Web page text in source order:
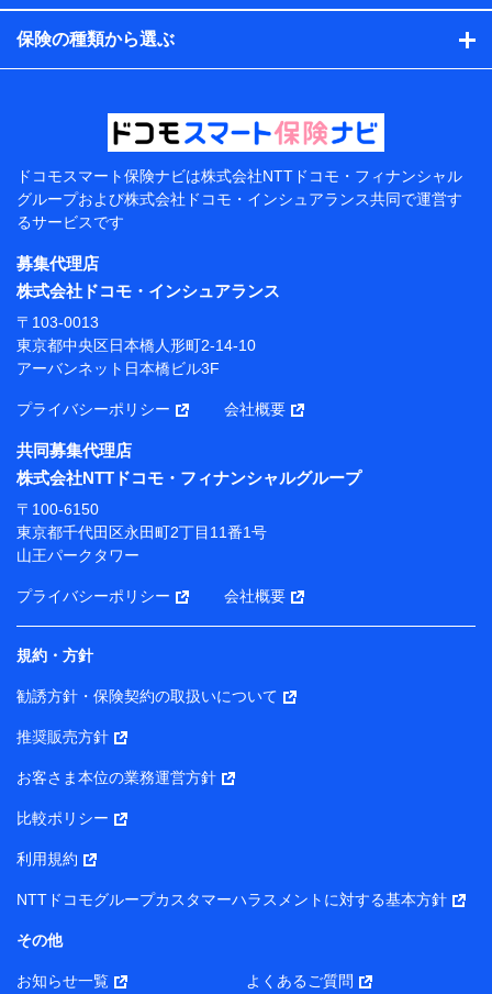
日、性別、保険契約者と被保険者の関係、保険加入の目
的、保険商品の内容、保険料、保険料のお支払方法、車
のメーカーや走行距離などの情報、建物の構造や築年数
などの情報、ペットの種類や年齢などの情報などが含ま
提供当事者から受領当事者が個人データを取得する方法
電子的・電磁的方法等
【共同して利用する者の範囲】
当社
株式会社NTTドコモ・フィナンシャルグループ
【利用目的】
当社または株式会社NTTドコモ・フィナンシャルグルー
プが提供する保険関連サービスにおけるユーザー登録受
付および管理のため
当社または株式会社NTTドコモ・フィナンシャルグルー
携会社の保険その他に関する情報を提供するため、また
維持管理等の委託業務遂行のため、またそれらに付帯、
関連する当社または株式会社NTTドコモ・フィナンシャ
ルグループおよび提携会社のサービスを案内、提供する
ため
（各サービスで取得したサービス利用履歴、ウェブサイ
トの閲覧履歴、購買履歴、ご契約内容等のパーソナルデ
ータを分析して、お客さまの趣味・嗜好・傾向に応じた
サービス・商品等に関するご提案や広告の配信等を行う
ことがあります。）
各種セミナーの開催のため
コンサルティングサービスの実施のため
アンケートやキャンペーン等の実施のため
上記に係る案内・手続き・管理等付帯業務を行うため
所・代表者名】
り）
株式会社NTTドコモ・フィナンシャルグループ 代表取締役
社長 廣井 孝史
東京都中央区日本橋人形町2-14-10 アーバンネット日本橋
株式会社ドコモ・インシュアランス 代表取締役社長 吉
保険の種類から選ぶ
ドコモスマート保険ナビは株式会社NTTドコモ・フィナンシャル
グループおよび株式会社ドコモ・インシュアランス共同で運営す
るサービスです
募集代理店
株式会社ドコモ・インシュアランス
〒103-0013
東京都中央区日本橋人形町2-14-10
アーバンネット日本橋ビル3F
プライバシーポリシー 会社概要
共同募集代理店
株式会社NTTドコモ・フィナンシャルグループ
〒100-6150
東京都千代田区永田町2丁目11番1号
山王パークタワー
プライバシーポリシー 会社概要
規約・方針
勧誘方針・保険契約の取扱いについて
推奨販売方針
お客さま本位の業務運営方針
比較ポリシー
利用規約
NTTドコモグループカスタマーハラスメントに対する基本方針
その他
お知らせ一覧 よくあるご質問